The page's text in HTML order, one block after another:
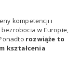
kompetencji i
w Europie,
rozwiąże to
kształcenia